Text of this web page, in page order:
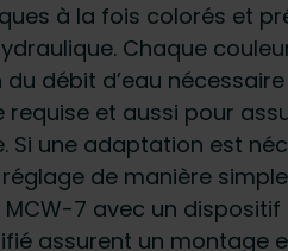
à la fois colorés et
Chaque
débit d’eau
et aussi pour
Si une adaptation est
de manière
7 avec un dispositif
assurent un montage